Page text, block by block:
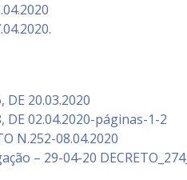
DE 20.03.2020
DE 02.04.2020-páginas-1-2
N.252-08.04.2020
– 29-04-20 DECRETO_274_